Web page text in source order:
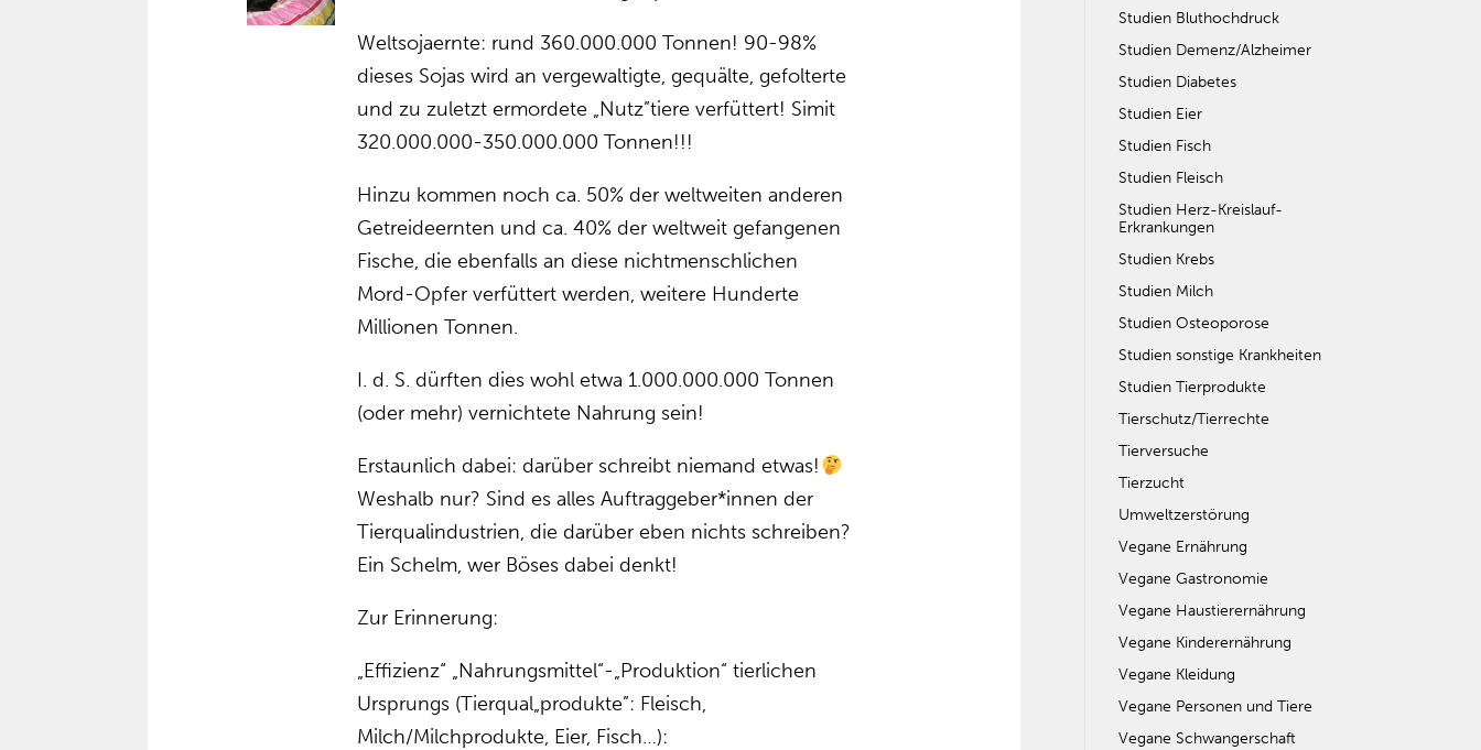
Weltsojaernte: rund 360.000.000 Tonnen! 90-98%
dieses Sojas wird an vergewaltigte, gequälte, gefolterte
und zu zuletzt ermordete „Nutz”tiere verfüttert! Simit
320.000.000-350.000.000 Tonnen!!!
Hinzu kommen noch ca. 50% der weltweiten anderen
Getreideernten und ca. 40% der weltweit gefangenen
Fische, die ebenfalls an diese nichtmenschlichen
Mord-Opfer verfüttert werden, weitere Hunderte
Millionen Tonnen.
I. d. S. dürften dies wohl etwa 1.000.000.000 Tonnen
(oder mehr) vernichtete Nahrung sein!
Erstaunlich dabei: darüber schreibt niemand etwas!
Weshalb nur? Sind es alles Auftraggeber*innen der
Tierqualindustrien, die darüber eben nichts schreiben?
Ein Schelm, wer Böses dabei denkt!
Zur Erinnerung:
„Effizienz“ „Nahrungsmittel“-„Produktion“ tierlichen
Ursprungs (Tierqual„produkte”: Fleisch,
Milch/Milchprodukte, Eier, Fisch…):
Studien Bluthochdruck
Studien Demenz/Alzheimer
Studien Diabetes
Studien Eier
Studien Fisch
Studien Fleisch
Studien Herz-Kreislauf-
Erkrankungen
Studien Krebs
Studien Milch
Studien Osteoporose
Studien sonstige Krankheiten
Studien Tierprodukte
Tierschutz/Tierrechte
Tierversuche
Tierzucht
Umweltzerstörung
Vegane Ernährung
Vegane Gastronomie
Vegane Haustierernährung
Vegane Kinderernährung
Vegane Kleidung
Vegane Personen und Tiere
Vegane Schwangerschaft